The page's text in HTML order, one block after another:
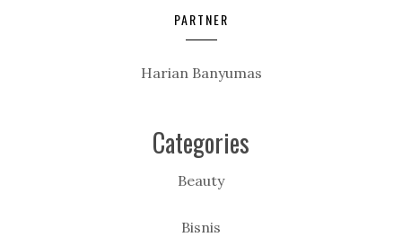
PARTNER
Harian Banyumas
Categories
Beauty
Bisnis